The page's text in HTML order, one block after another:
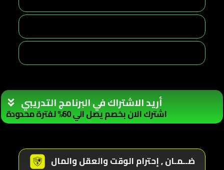
أريد الاشتراك في البرنامج التدريبي
اشترك الان بخصم يصل الي 60% لفترة محدودة
ضــمـان , إحترام الوقت والعقل والمال